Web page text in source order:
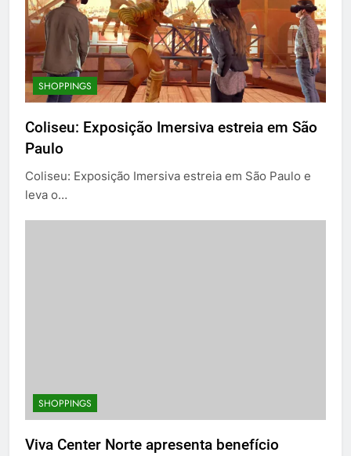
SHOPPINGS
Coliseu: Exposição Imersiva estreia em São
Paulo
Coliseu: Exposição Imersiva estreia em São Paulo e
leva o…
SHOPPINGS
Viva Center Norte apresenta benefício